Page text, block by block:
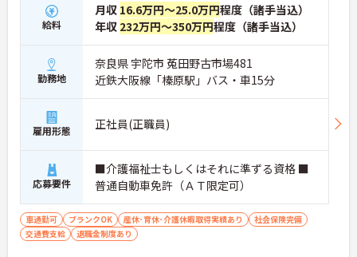
給料
月収 16.6万円～25.0万円程度（諸手当込）
年収 232万円～350万円程度（諸手当込）
勤務地
奈良県 宇陀市 菟田野古市場481
近鉄大阪線「榛原駅」バス・車15分
雇用形態 正社員(正職員)
応募要件
■介護福祉士もしくはそれに準ずる資格 ■
普通自動車免許（ＡＴ限定可）
車通勤可 ブランクOK 産休･育休･介護休暇取得実績あり
社会保険完備
交通費支給
退職金制度あり